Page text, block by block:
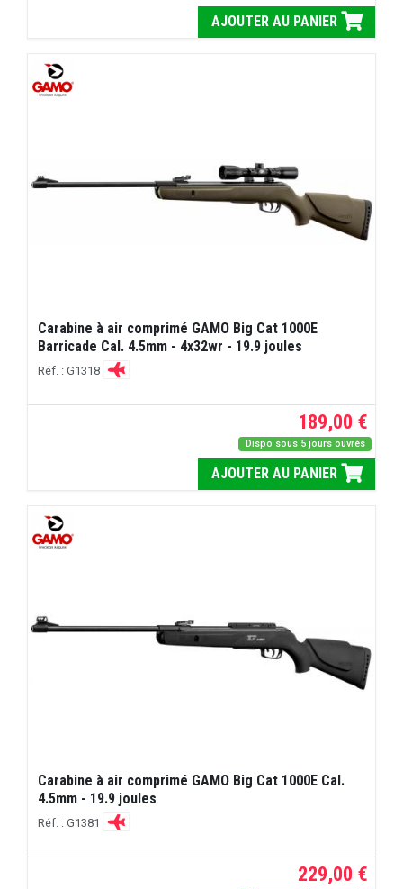
AJOUTER AU PANIER
Carabine à air comprimé GAMO Big Cat 1000E
Barricade Cal. 4.5mm - 4x32wr - 19.9 joules
Réf. : G1318
189,00 €
Dispo sous 5 jours ouvrés
AJOUTER AU PANIER
Carabine à air comprimé GAMO Big Cat 1000E Cal.
4.5mm - 19.9 joules
Réf. : G1381
229,00 €